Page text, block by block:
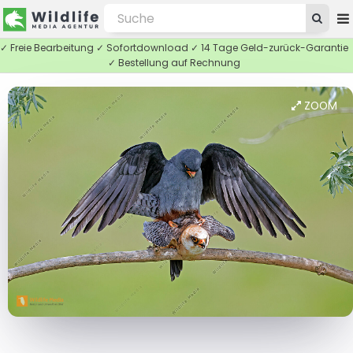
✓ Freie Bearbeitung ✓ Sofortdownload ✓ 14 Tage Geld-zurück-Garantie
✓ Bestellung auf Rechnung
ZOOM